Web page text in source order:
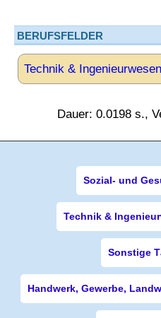
BERUFSFELDER
Technik & Ingenieurwesen
Dauer: 0.0198 s.,
Sozial- und
Technik &
Sonstige
Handwerk, Gewerbe,